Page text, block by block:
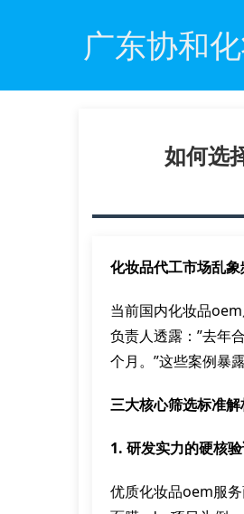
广东协和
如何选
化妆品代工市场乱
当前国内化妆品
负责人透露：”去年
个月。”这些案例暴
三大核心筛选标准解
1. 研发实力的硬核
优质化妆品oem服